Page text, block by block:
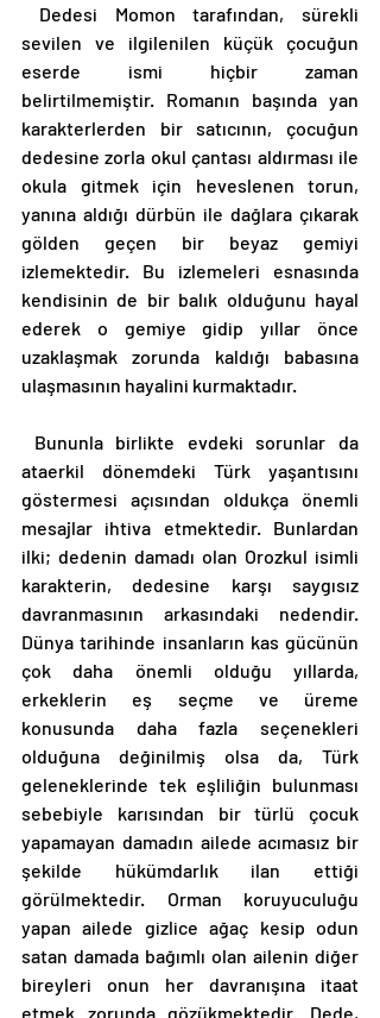
sevilen ve ilgilenilen küçük çocuğun
eserde ismi hiçbir zaman
belirtilmemiştir. Romanın başında yan
karakterlerden bir satıcının, çocuğun
dedesine zorla okul çantası aldırması ile
okula gitmek için heveslenen torun,
yanına aldığı dürbün ile dağlara çıkarak
gölden geçen bir beyaz gemiyi
izlemektedir. Bu izlemeleri esnasında
kendisinin de bir balık olduğunu hayal
ederek o gemiye gidip yıllar önce
uzaklaşmak zorunda kaldığı babasına
ulaşmasının hayalini kurmaktadır.
ataerkil dönemdeki Türk yaşantısını
göstermesi açısından oldukça önemli
mesajlar ihtiva etmektedir. Bunlardan
ilki; dedenin damadı olan Orozkul isimli
karakterin, dedesine karşı saygısız
davranmasının arkasındaki nedendir.
Dünya tarihinde insanların kas gücünün
çok daha önemli olduğu yıllarda,
erkeklerin eş seçme ve üreme
konusunda daha fazla seçenekleri
olduğuna değinilmiş olsa da, Türk
geleneklerinde tek eşliliğin bulunması
sebebiyle karısından bir türlü çocuk
yapamayan damadın ailede acımasız bir
şekilde hükümdarlık ilan ettiği
görülmektedir. Orman koruyuculuğu
yapan ailede gizlice ağaç kesip odun
satan damada bağımlı olan ailenin diğer
bireyleri onun her davranışına itaat
etmek zorunda gözükmektedir. Dede,